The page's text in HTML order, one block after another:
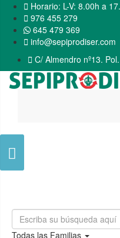
 Horario: L-V: 8.00h a
 976 455 279
645 479 369
 info@sepiprodiser.com
 C/ Almendro nº13.

Todas las Familias